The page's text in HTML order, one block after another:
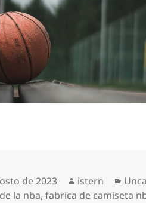
de 2023 Autor
istern
la nba,fabrica de camiseta